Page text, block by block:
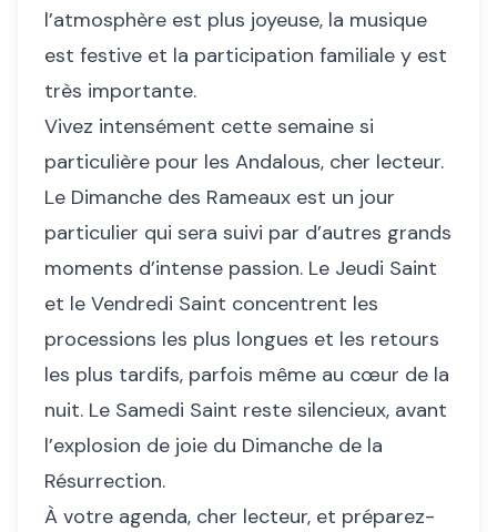
l’atmosphère est plus joyeuse, la musique
est festive et la participation familiale y est
très importante.
Vivez intensément cette semaine si
particulière pour les Andalous, cher lecteur.
Le Dimanche des Rameaux est un jour
particulier qui sera suivi par d’autres grands
moments d’intense passion. Le Jeudi Saint
et le Vendredi Saint concentrent les
processions les plus longues et les retours
les plus tardifs, parfois même au cœur de la
nuit. Le Samedi Saint reste silencieux, avant
l’explosion de joie du Dimanche de la
Résurrection.
À votre agenda, cher lecteur, et préparez-